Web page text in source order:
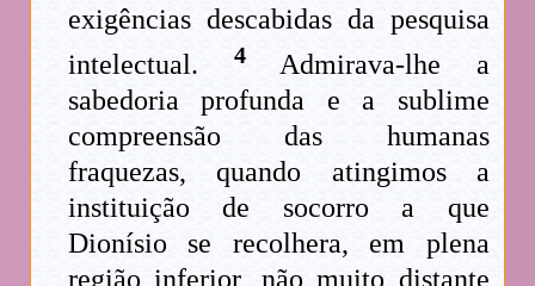
exigências descabidas da pesquisa
intelectual.
4Admirava-lhe a
sabedoria profunda e a sublime
compreensão das humanas
fraquezas, quando atingimos a
instituição de socorro a que
Dionísio se recolhera, em plena
região inferior, não muito distante